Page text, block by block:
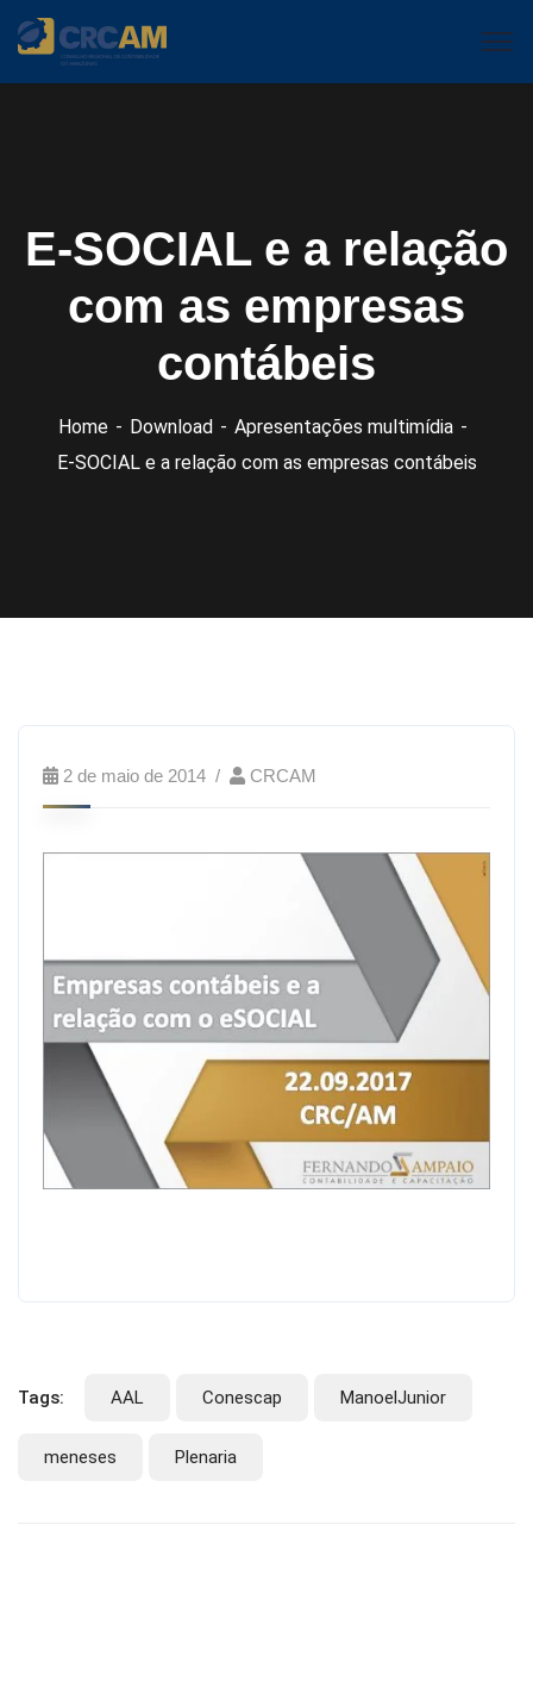
E-SOCIAL e a relação
com as empresas
contábeis
Home Download
Apresentações multimídia
E-SOCIAL e a relação com as empresas contábeis
2 de maio de 2014 CRCAM
Tags: AAL Conescap ManoelJunior
meneses Plenaria